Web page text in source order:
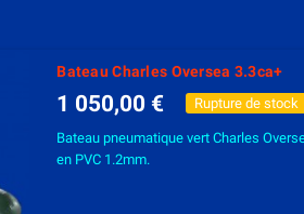
Bateau Charles Oversea 3.3ca+
1 050,00 € Rupture de stock
Bateau pneumatique vert Charles
en PVC 1.2mm.